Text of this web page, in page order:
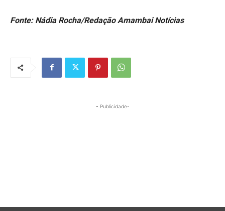
Fonte: Nádia Rocha/Redação Amambai Notícias
- Publicidade-